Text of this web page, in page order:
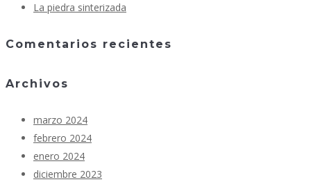
La piedra sinterizada
Comentarios recientes
Archivos
marzo 2024
febrero 2024
enero 2024
diciembre 2023